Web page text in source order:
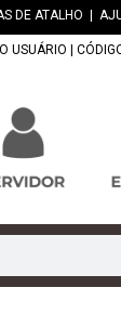
DE ATALHO
USUÁRIO